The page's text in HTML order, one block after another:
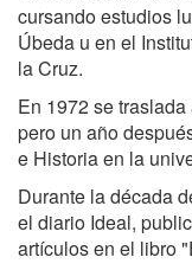
cursando estudios
Úbeda u en el
la Cruz.
En 1972 se
pero un año
e Historia en la
Durante la década
el diario Ideal,
artículos en el libro